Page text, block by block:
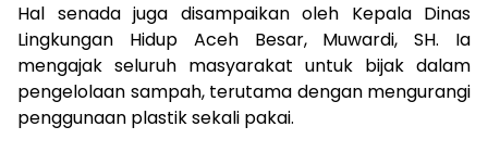
Hal senada juga disampaikan oleh Kepala Dinas
Lingkungan Hidup Aceh Besar, Muwardi, SH. Ia
mengajak seluruh masyarakat untuk bijak dalam
pengelolaan sampah, terutama dengan mengurangi
penggunaan plastik sekali pakai.